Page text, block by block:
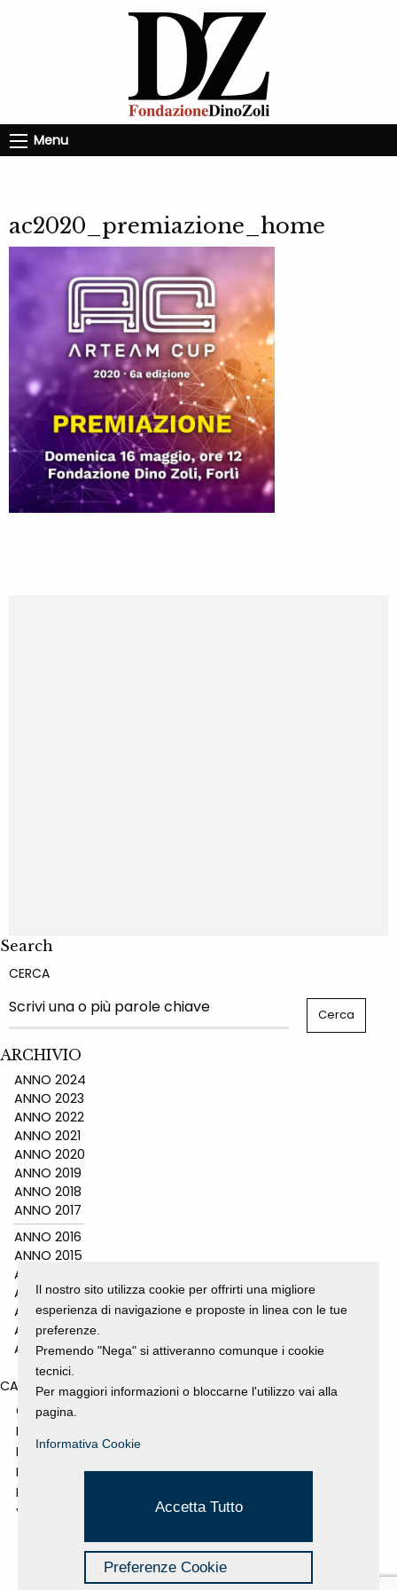
Menu
ac2020_premiazione_home
Search
CERCA
ARCHIVIO
ANNO 2024
ANNO 2023
ANNO 2022
ANNO 2021
ANNO 2020
ANNO 2019
ANNO 2018
ANNO 2017
ANNO 2016
ANNO 2015
ANNO 2014
ANNO 2011
ANNO 2010
ANNO 2009
ANNO 2008
CATEGORIES
GALLERY
MOSTRE E EVENTI
NEWS
PROGETTI SOSTENUTI
RASSEGNA STAMPA
VIDEO
Il nostro sito utilizza cookie per offrirti una migliore
esperienza di navigazione e proposte in linea con le tue
preferenze.
Premendo "Nega" si attiveranno comunque i cookie
tecnici.
Per maggiori informazioni o bloccarne l'utilizzo vai alla
pagina.
Informativa Cookie
Accetta Tutto
Preferenze Cookie